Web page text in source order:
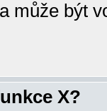
může být
X?